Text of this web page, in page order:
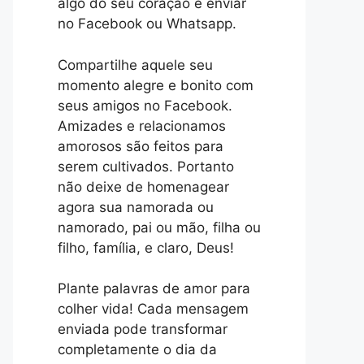
algo do seu coração e enviar
no Facebook ou Whatsapp.
Compartilhe aquele seu
momento alegre e bonito com
seus amigos no Facebook.
Amizades e relacionamos
amorosos são feitos para
serem cultivados. Portanto
não deixe de homenagear
agora sua namorada ou
namorado, pai ou mão, filha ou
filho, família, e claro, Deus!
Plante palavras de amor para
colher vida! Cada mensagem
enviada pode transformar
completamente o dia da